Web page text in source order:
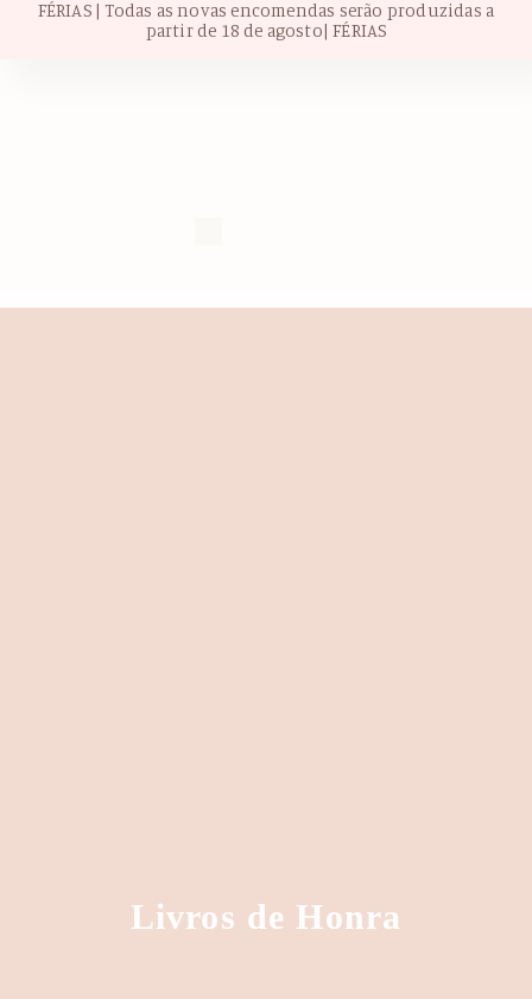
FÉRIAS | Todas as novas encomendas serão produzidas a
partir de 18 de agosto| FÉRIAS
Livros de Honra